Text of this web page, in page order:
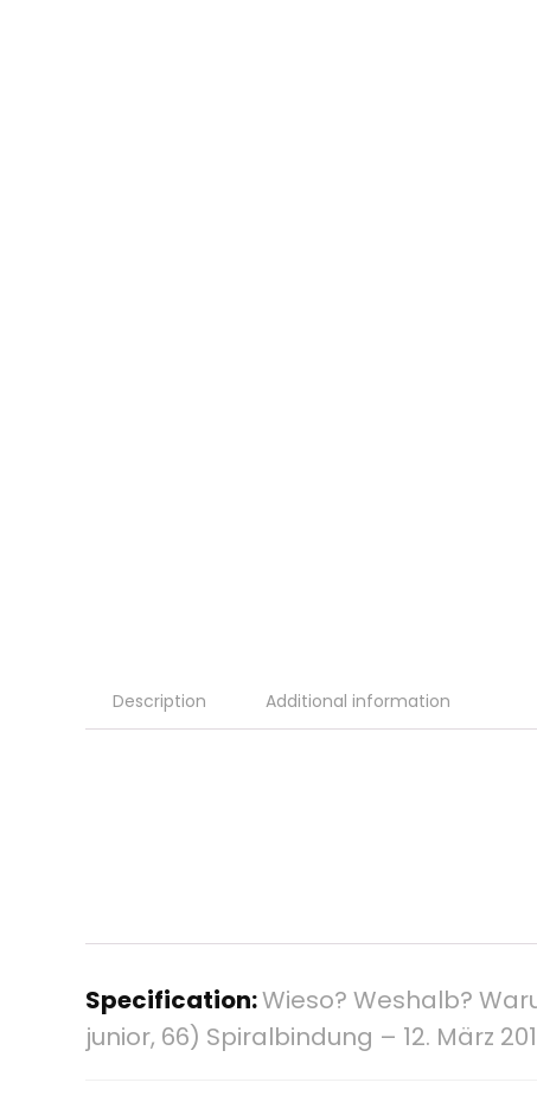
Description Additional information
Specification:Wieso? Weshalb?
junior, 66) Spiralbindung – 12. März